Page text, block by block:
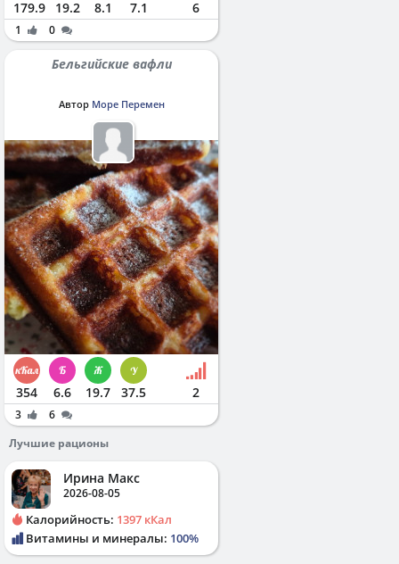
179.9 19.2 8.1 7.1 6
1 0
Бельгийские вафли
Автор Море Перемен
354 6.6 19.7 37.5 2
3
6
Лучшие рационы
Ирина Макс
2026-08-05
Калорийность: 1397 кКал
Витамины и минералы: 100%